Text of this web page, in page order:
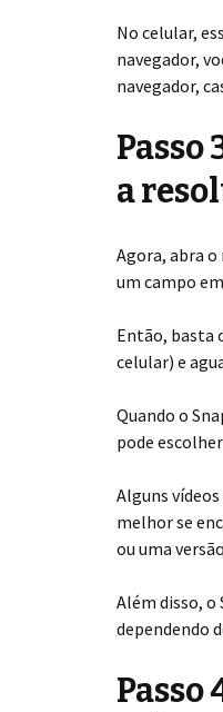
No celular,
navegador,
navegador,
Passo
a
Agora, abra o
um campo
Então, basta
celular) e
Quando o
pode
Alguns
melhor se
ou uma
Além disso, o
dependendo
Passo